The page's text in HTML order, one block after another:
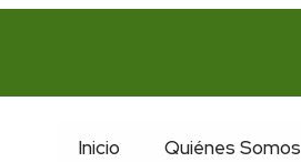
Inicio Quiénes Somos